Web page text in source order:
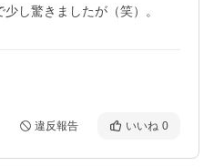
し驚きましたが（笑）。
違反報告 いいね 0